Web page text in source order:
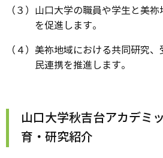
（３）山口大学の職員や学生と美
を促進します。
（４）美祢地域における共同研究
民連携を推進します。
山口大学秋吉台アカデ
育・研究紹介